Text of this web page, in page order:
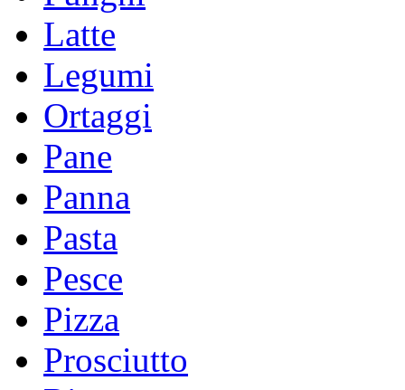
Latte
Legumi
Ortaggi
Pane
Panna
Pasta
Pesce
Pizza
Prosciutto